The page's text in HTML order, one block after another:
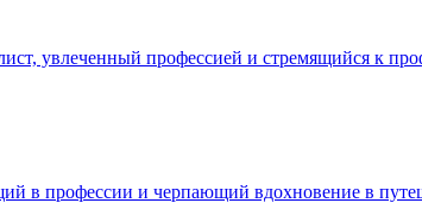
увлеченный профессией и стремящийся к
в профессии и черпающий вдохновение в